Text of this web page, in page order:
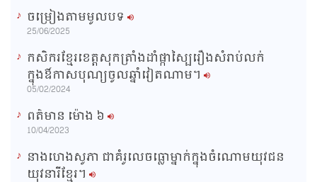
ចម្រៀងតាមមូលបទ
25/06/2025
កសិករខ្មែរខេត្តសុកត្រាំងដាំផ្កាស្បៃរឿងសំរាប់លក់
ក្នុងឳកាសបុណ្យចូលឆ្នាំវៀតណាម។
05/02/2024
ពត៌មាន ម៉ោង​ ៦
10/04/2023
នាងហេងសូភា ជាគំរូលេចធ្លោម្នាក់ក្នុងចំណោមយុវជន
យុវនារីខ្មែរ។